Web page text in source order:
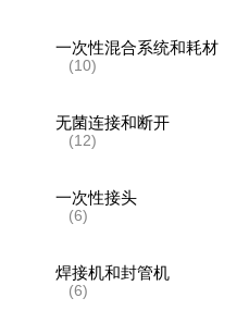
一次性混合系统和耗材
(10)
无菌连接和断开
(12)
一次性接头
(6)
焊接机和封管机
(6)